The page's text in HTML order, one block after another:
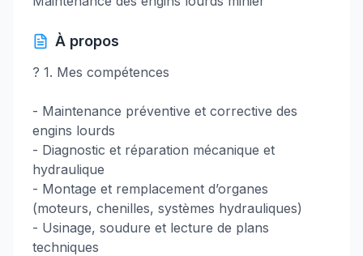
À propos
? 1. Mes compétences
- Maintenance préventive et corrective des
engins lourds
- Diagnostic et réparation mécanique et
hydraulique
- Montage et remplacement d’organes
(moteurs, chenilles, systèmes hydrauliques)
- Usinage, soudure et lecture de plans
techniques